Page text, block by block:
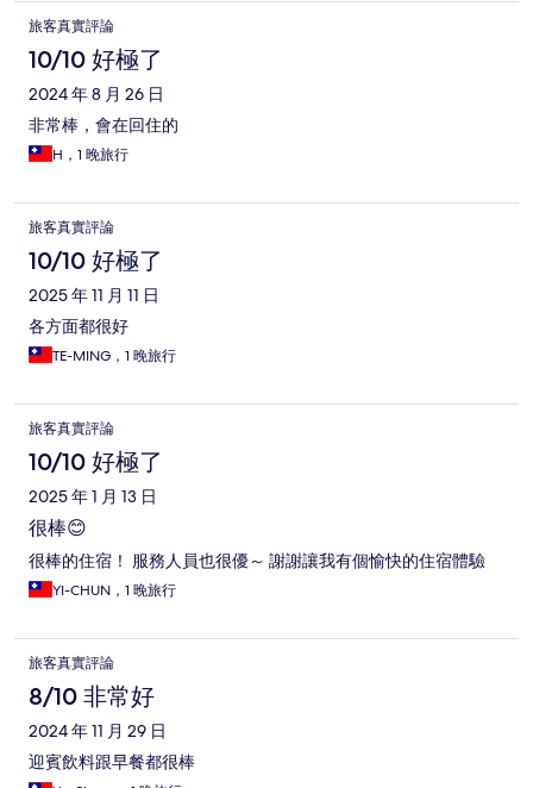
旅客真實評論
10/10 好極了
2024 年 8 月 26 日
非常棒，會在回住的
H，1 晚旅行
旅客真實評論
10/10 好極了
2025 年 11 月 11 日
各方面都很好
TE-MING，1 晚旅行
旅客真實評論
10/10 好極了
2025 年 1 月 13 日
很棒😊
很棒的住宿！ 服務人員也很優～ 謝謝讓我有個愉快的住宿體驗
YI-CHUN，1 晚旅行
旅客真實評論
8/10 非常好
2024 年 11 月 29 日
迎賓飲料跟早餐都很棒